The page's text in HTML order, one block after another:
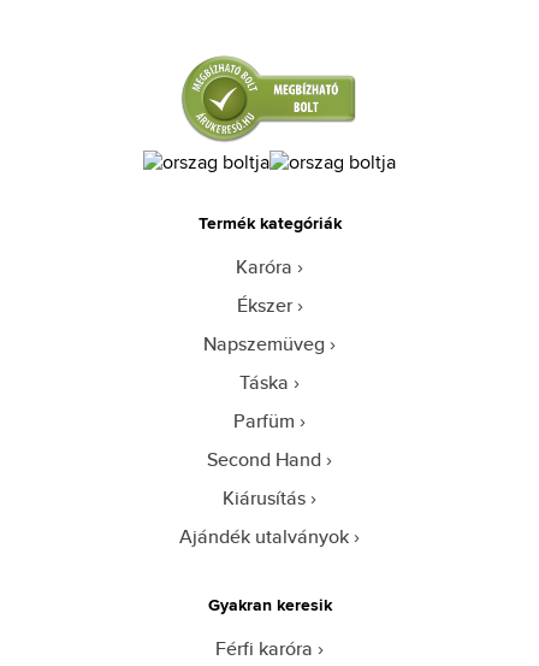
Termék kategóriák
Karóra
Ékszer
Napszemüveg
Táska
Parfüm
Second Hand
Kiárusítás
Ajándék utalványok
Gyakran keresik
Férfi karóra